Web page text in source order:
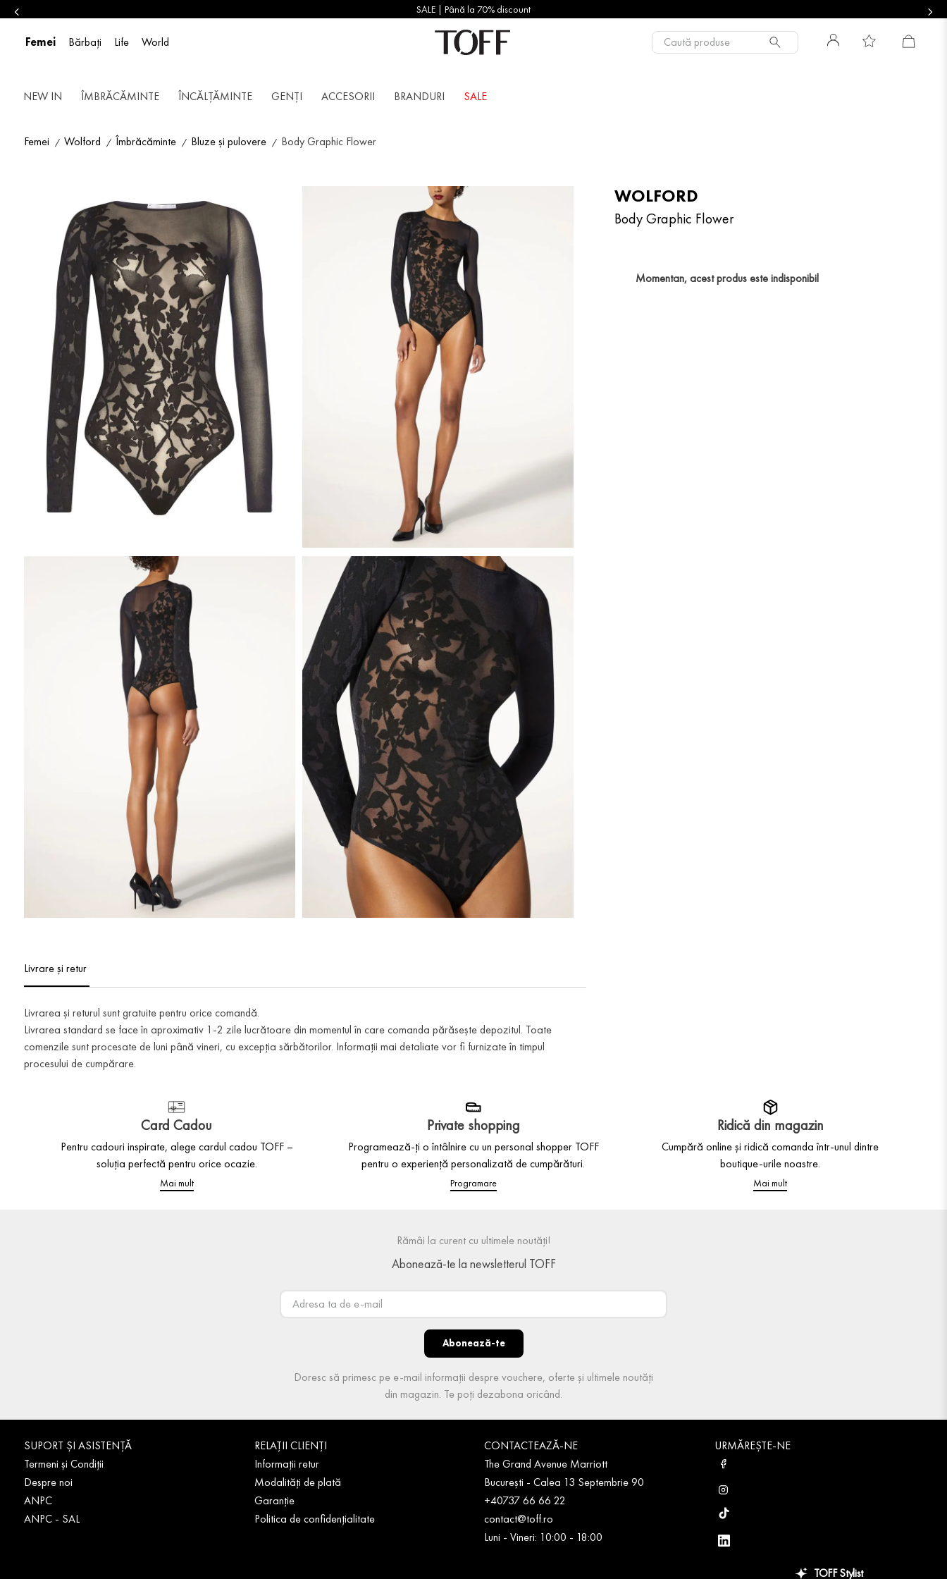
SALE | Până la 70% discount
Femei Bărbați Life World Caută produse
NEW IN ÎMBRĂCĂMINTE ÎNCĂLȚĂMINTE GENȚI ACCESORII BRANDURI SALE
Femei Wolford Îmbrăcăminte Bluze și pulovere Body Graphic Flower
WOLFORD
Body Graphic Flower
Momentan, acest produs este indisponibil
Livrare și retur
Livrarea și returul sunt gratuite pentru orice comandă.
Livrarea standard se face în aproximativ 1-2 zile lucrătoare din momentul în care comanda părăsește depozitul. Toate
comenzile sunt procesate de luni până vineri, cu excepția sărbătorilor. Informații mai detaliate vor fi furnizate în timpul
procesului de cumpărare.
Card Cadou
Pentru cadouri inspirate, alege cardul cadou TOFF –
soluția perfectă pentru orice ocazie.
Mai mult
Private shopping
Programează-ți o întâlnire cu un personal shopper TOFF
pentru o experiență personalizată de cumpărături.
Programare
Ridică din magazin
Cumpără online și ridică comanda într-unul dintre
boutique-urile noastre.
Mai mult
Rămâi la curent cu ultimele noutăți!
Abonează-te la newsletterul TOFF
Abonează-te
Doresc să primesc pe e-mail informații despre vouchere, oferte și ultimele noutăți
din magazin. Te poți dezabona oricând.
SUPORT ȘI ASISTENȚĂ
Termeni și Condiții
Despre noi
ANPC
ANPC - SAL
RELAȚII CLIENȚI
Informații retur
Modalități de plată
Garanție
Politica de confidențialitate
CONTACTEAZĂ-NE
The Grand Avenue Marriott
București - Calea 13 Septembrie 90
+40737 66 66 22
contact@toff.ro
Luni - Vineri: 10:00 - 18:00
URMĂREȘTE-NE
TOFF Stylist